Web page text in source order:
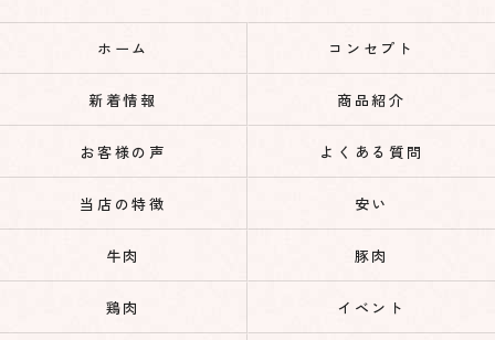
ホーム コンセプト
新着情報 商品紹介
お客様の声 よくある質問
当店の特徴 安い
牛肉 豚肉
鶏肉 イベント